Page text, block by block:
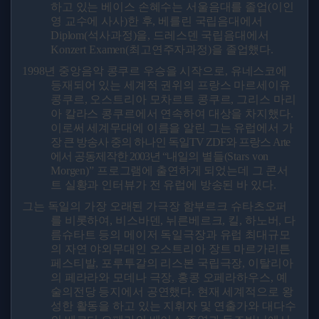
하고 있는 베이스 손혜수는 서울음대를 졸업 (이인
영 교수에 사사)한 후, 베를린 국립음대에서
Diplom(석사과정 )을 , 드레스덴 국립음대에서
Konzert Examen(최고연주자과정 ) 을 졸업했다.
1998년 중앙음악 콩쿠르 우승을 시작으로 , 유네스코에
등재되어 있는 세계적 권위의 프랑스 마르세이유
콩쿠르 , 오스트리아 모차르트 콩쿠르, 그리스 마리
아 칼라스 콩쿠르에서 연속하여 대상을 차지했다.
이로써 세계무대에 이름을 알린 그는 유럽에서
가
장 큰 방송사 중의 하나인 독일 TV ZDF와 프랑스 Arte
에서 공동제작한 2003년 “내일의 별들 (Stars von
Morgen)” 프로그램에 출연하게 되었는데 그 콘서
트 실황과 인터뷰가 전 유럽에 방송된 바 있다.
그는 독일의 가장 오래된 가극장 함부르크 슈타츠오퍼
를 비롯하여 , 비스바덴 , 뉘른베르크, 킬 , 하노버 , 다
름슈타트 등의 메이저 독일극장과 유럽 최대규모
의 자연 야외무대인 오스트리아 장트 마르가리튼
페스티발, 포루투갈의 리스본 국립극장, 이탈리아
의 페라라와 모데나 극장, 홍콩 오페라하우스, 예
술의전당 등지에서 공연했다. 현재 세계적으로 왕
성한 활동을 하고 있는 지휘자 및 연출가와 대다수